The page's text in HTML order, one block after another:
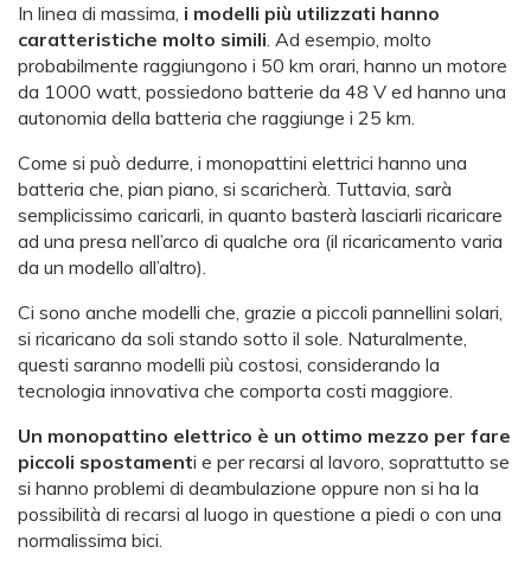
In linea di massima, i modelli più utilizzati hanno
caratteristiche molto simili. Ad esempio, molto
probabilmente raggiungono i 50 km orari, hanno un motore
da 1000 watt, possiedono batterie da 48 V ed hanno una
autonomia della batteria che raggiunge i 25 km.
Come si può dedurre, i monopattini elettrici hanno una
batteria che, pian piano, si scaricherà. Tuttavia, sarà
semplicissimo caricarli, in quanto basterà lasciarli ricaricare
ad una presa nell’arco di qualche ora (il ricaricamento varia
da un modello all’altro).
Ci sono anche modelli che, grazie a piccoli pannellini solari,
si ricaricano da soli stando sotto il sole. Naturalmente,
questi saranno modelli più costosi, considerando la
tecnologia innovativa che comporta costi maggiore.
Un monopattino elettrico è un ottimo mezzo per fare
piccoli spostamenti e per recarsi al lavoro, soprattutto se
si hanno problemi di deambulazione oppure non si ha la
possibilità di recarsi al luogo in questione a piedi o con una
normalissima bici.